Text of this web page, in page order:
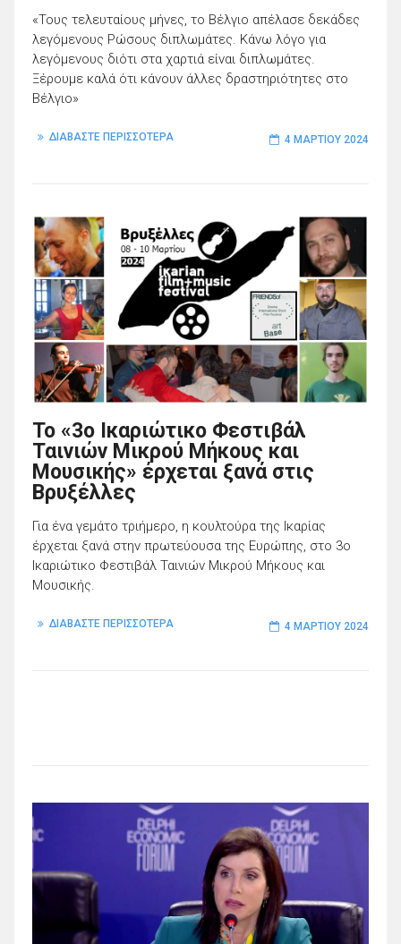
«Τους τελευταίους μήνες, το Βέλγιο απέλασε δεκάδες
λεγόμενους Ρώσους διπλωμάτες. Κάνω λόγο για
λεγόμενους διότι στα χαρτιά είναι διπλωμάτες.
Ξέρουμε καλά ότι κάνουν άλλες δραστηριότητες στο
Βέλγιο»
ΔΙΑΒΑΣΤΕ ΠΕΡΙΣΣΟΤΕΡΑ 4 ΜΑΡΤΊΟΥ 2024
Το «3ο Ικαριώτικο Φεστιβάλ
Ταινιών Μικρού Μήκους και
Μουσικής» έρχεται ξανά στις
Βρυξέλλες
Για ένα γεμάτο τριήμερο, η κουλτούρα της Ικαρίας
έρχεται ξανά στην πρωτεύουσα της Ευρώπης, στο 3ο
Ικαριώτικο Φεστιβάλ Ταινιών Μικρού Μήκους και
Μουσικής.
ΔΙΑΒΑΣΤΕ ΠΕΡΙΣΣΟΤΕΡΑ 4 ΜΑΡΤΊΟΥ 2024